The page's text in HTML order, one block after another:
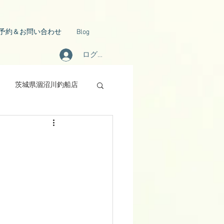
約＆お問い合わせ Blog
ログイン
茨城県涸沼川釣船店